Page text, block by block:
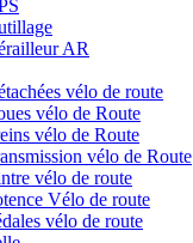
AR
vélo de route
vélo de Route
vélo de Route
vélo de Route
vélo de route
Vélo de route
vélo de route